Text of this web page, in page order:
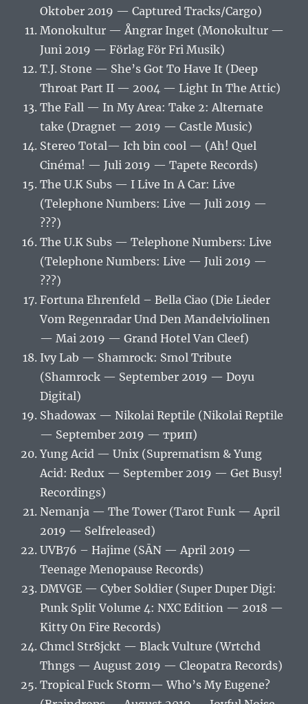
Oktober 2019 — Captured Tracks/Cargo)
Monokultur — Ångrar Inget (Monokultur —
Juni 2019 — Förlag För Fri Musik)
T.J. Stone — She’s Got To Have It (Deep
Throat Part II — 2004 — Light In The Attic)
The Fall — In My Area: Take 2: Alternate
take (Dragnet — 2019 — Castle Music)
Stereo Total‎— Ich bin cool — (Ah! Quel
Cinéma! — Juli 2019 — Tapete Records)
The U.K Subs — I Live In A Car: Live
(Telephone Numbers: Live — Juli 2019 —
???)
The U.K Subs — Telephone Numbers: Live
(Telephone Numbers: Live — Juli 2019 —
???)
Fortuna Ehrenfeld ‎– Bella Ciao (Die Lieder
Vom Regenradar Und Den Mandelviolinen
— Mai 2019 — Grand Hotel Van Cleef)
Ivy Lab — Shamrock: Smol Tribute
(Shamrock — September 2019 — Doyu
Digital)
Shadowax — Nikolai Reptile (Nikolai Reptile
— September 2019 — трип)
Yung Acid — Unix (Suprematism & Yung
Acid: Redux — September 2019 — Get Busy!
Recordings)
Nemanja — The Tower (Tarot Funk — April
2019 — Selfreleased)
UVB76 – Hajime (SĀN — April 2019 —
Teenage Menopause Records)
DMVGE — Cyber Soldier (Super Duper Digi:
Punk Split Volume 4: NXC Edition — 2018 —
Kitty On Fire Records)
Chmcl Str8jckt — Black Vulture (Wrtchd
Thngs — August 2019 — Cleopatra Records)
Tropical Fuck Storm‎— Who’s My Eugene?